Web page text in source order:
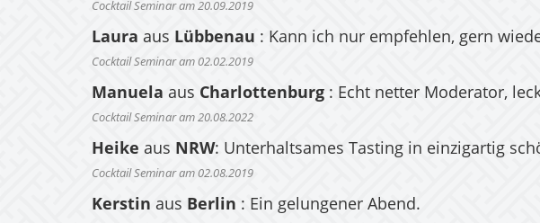
Cocktail Seminar am 20.09.2019
Laura aus Lübbenau : Kann ich nur empfehlen, gern
Cocktail Seminar am 02.02.2019
Manuela aus Charlottenburg : Echt netter Moderator,
Cocktail Seminar am 20.08.2022
Heike aus NRW: Unterhaltsames Tasting in einzigartig
Cocktail Seminar am 02.08.2019
Kerstin aus Berlin : Ein gelungener Abend.